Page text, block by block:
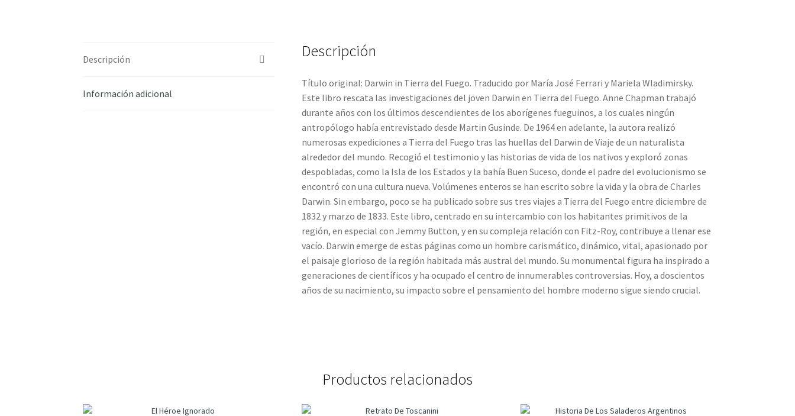
Descripción
Información adicional
Descripción
Título original: Darwin in Tierra del Fuego. Traducido por María José Ferrari y Mariela Wladimirsky.
Este libro rescata las investigaciones del joven Darwin en Tierra del Fuego. Anne Chapman trabajó
durante años con los últimos descendientes de los aborígenes fueguinos, a los cuales ningún
antropólogo había entrevistado desde Martin Gusinde. De 1964 en adelante, la autora realizó
numerosas expediciones a Tierra del Fuego tras las huellas del Darwin de Viaje de un naturalista
alrededor del mundo. Recogió el testimonio y las historias de vida de los nativos y exploró zonas
despobladas, como la Isla de los Estados y la bahía Buen Suceso, donde el padre del evolucionismo se
encontró con una cultura nueva. Volúmenes enteros se han escrito sobre la vida y la obra de Charles
Darwin. Sin embargo, poco se ha publicado sobre sus tres viajes a Tierra del Fuego entre diciembre de
1832 y marzo de 1833. Este libro, centrado en su intercambio con los habitantes primitivos de la
región, en especial con Jemmy Button, y en su compleja relación con Fitz-Roy, contribuye a llenar ese
vacío. Darwin emerge de estas páginas como un hombre carismático, dinámico, vital, apasionado por
el paisaje glorioso de la región habitada más austral del mundo. Su monumental figura ha inspirado a
generaciones de científicos y ha ocupado el centro de innumerables controversias. Hoy, a doscientos
años de su nacimiento, su impacto sobre el pensamiento del hombre moderno sigue siendo crucial.
Productos relacionados